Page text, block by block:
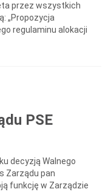
przez wszystkich
„Propozycja
regulaminu alokacji
PSE
decyzją Walnego
Zarządu pan
funkcję w Zarządzie